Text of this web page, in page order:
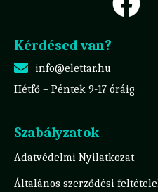
Kérdésed van?
info@elettar.hu
Hétfő – Péntek 9-17 óráig
Szabályzatok
Adatvédelmi Nyilatkozat
Általános szerződési